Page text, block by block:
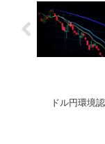
ドル円環境